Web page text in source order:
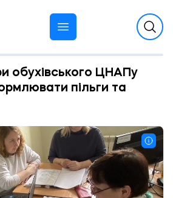
обухівського ЦНАПу
пільги та